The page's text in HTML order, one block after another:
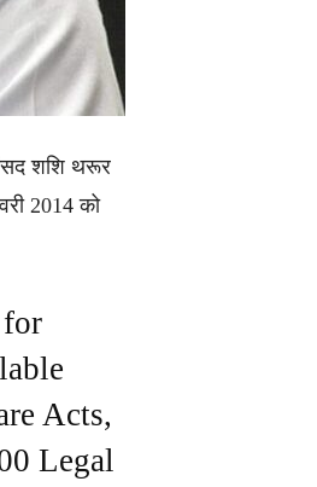
शशि थरूर
2014 को
for
Acts,
Legal